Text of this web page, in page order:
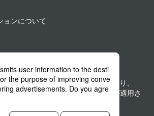
ョンについて
reCHAPTHAによって保護されており、
ライバシーポリシーと利用規約
が適用さ